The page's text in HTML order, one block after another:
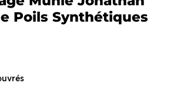
Poils Synthétiques